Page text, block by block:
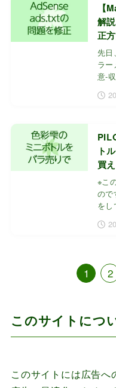
【
解
正
先
ラ
意-
ト
買
※こ
の
を
1 2
このサイトにつ
このサイトには広告へ